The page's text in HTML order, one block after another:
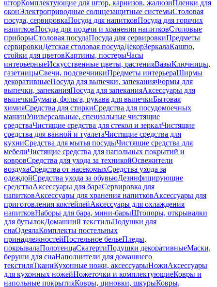
шторКомплектующие для штор, карнизов, жалюзиПленки для
оконЭлектроприводные солнцезащитные системыСтоловая
посуда, сервировкаПосуда для напитковПосуда для горячих
напитковПосуда для подачи и хранения напитковСтоловые
приборыСтоловая посудаПосуда для сервировкиПредметы
сервировкиДетская столовая посудаДекорЗеркалаКашпо,
стойки для цветовКартины, постерыЧасы
интерьерныеИскусственные цветы, растенияВазыКлючницы,
газетницыСвечи, подсвечникиПредметы интерьераШирмы
декоративныеПосуда для выпечки, запеканияФормы для
выпечки, запеканияПосуда для запеканияАксессуары для
выпечкиБумага, фольга, рукава для выпечкиБытовая
химияСредства для стиркиСредства для посудомоечных
машинУниверсальные, специальные чистящие
средстваЧистящие средства для стекол и зеркалЧистящие
средства для ванной и туалетаЧистящие средства для
кухниСредства для мытья посудыЧистящие средства для
мебелиЧистящие средства для напольных покрытий и
ковровСредства для ухода за техникойОсвежители
воздухаСредства от насекомыхСредства ухода за
одеждойСредства ухода за обувьюДезинфицирующие
средстваАксессуары для бараСервировка для
напитковАксессуары для хранения напитковАксессуары для
приготовления коктейлейАксессуары для охлаждения
напитковНаборы для бара, мини-барыШтопоры, открывалки
для бутылокДомашний текстильПодушки для
снаОдеялаКомплекты постельных
принадлежностейПостельное бельеПледы,
покрывалаПолотенцаСкатертиПодушки декоративныеМаски,
беруши для снаНаполнители для домашнего
текстиляТканиКухонные ножи, аксессуарыНожиАксессуары
для кухонных ножейНожеточки и комплектующиеКовры и
напольные покрытияКовры, циновки, шкурыКовры,